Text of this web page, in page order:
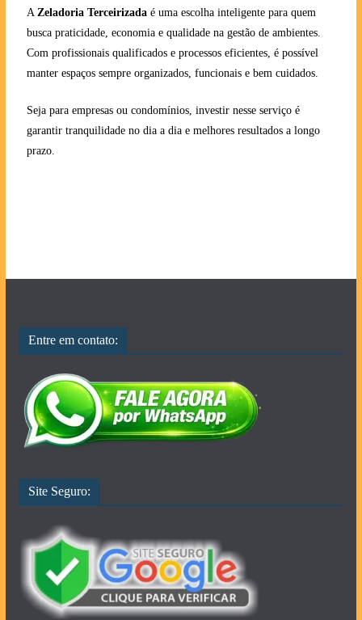
A Zeladoria Terceirizadaé uma escolha inteligente para quem
busca praticidade, economia e qualidade na gestão de ambientes.
Com profissionais qualificados e processos eficientes, é possível
manter espaços sempre organizados, funcionais e bem cuidados.
Seja para empresas ou condomínios, investir nesse serviço é
garantir tranquilidade no dia a dia e melhores resultados a longo
prazo.
Entre em contato:
Site Seguro: